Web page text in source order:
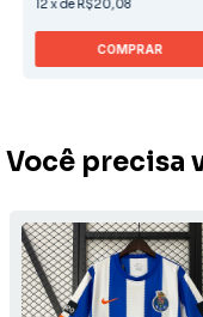
12xde R$20,08
COMPRAR
Você precisa